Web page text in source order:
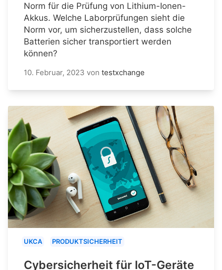
Norm für die Prüfung von Lithium-Ionen-
Akkus. Welche Laborprüfungen sieht die
Norm vor, um sicherzustellen, dass solche
Batterien sicher transportiert werden
können?
10. Februar, 2023 von testxchange
UKCA PRODUKTSICHERHEIT
Cybersicherheit für IoT-Geräte